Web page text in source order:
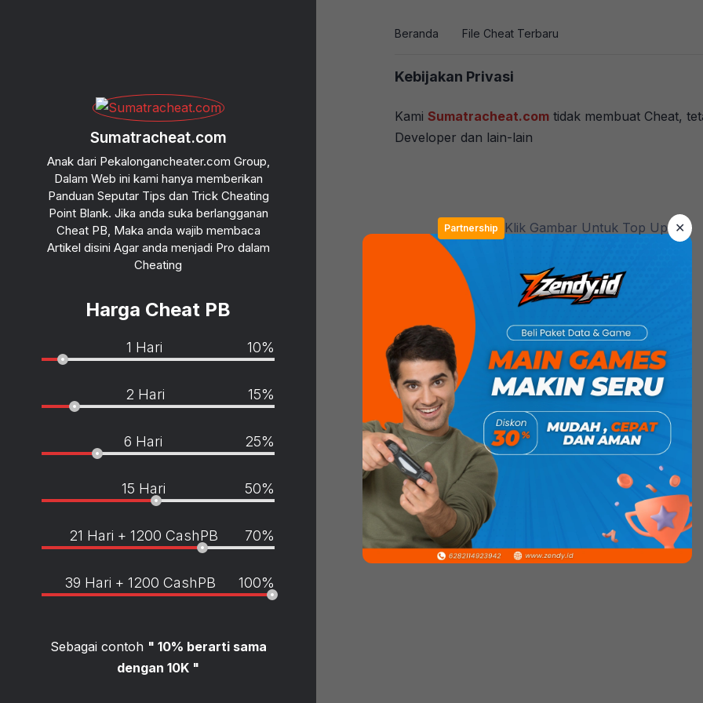
Partnership Klik Gambar Untuk Top Up ✕
Sumatracheat.com
Anak dari Pekalongancheater.com Group,
Dalam Web ini kami hanya memberikan
Panduan Seputar Tips dan Trick Cheating
Point Blank. Jika anda suka berlangganan
Cheat PB, Maka anda wajib membaca
Artikel disini Agar anda menjadi Pro dalam
Cheating
Harga Cheat PB
1 Hari 10%
2 Hari 15%
6 Hari 25%
15 Hari 50%
21 Hari + 1200 CashPB 70%
39 Hari + 1200 CashPB 100%
Sebagai contoh " 10% berarti sama
dengan 10K "
Beranda File Cheat Terbaru
Kebijakan Privasi
KamiSumatracheat.com tidak membuat Cheat,
Developer dan lain-lain